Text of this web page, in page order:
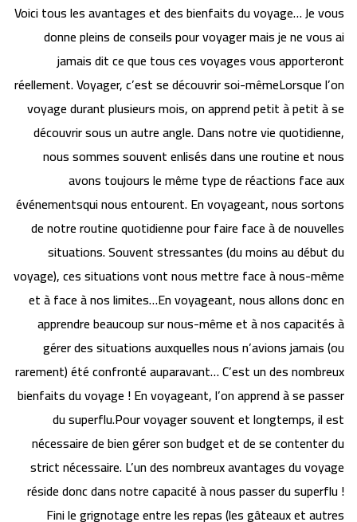
Voici tous les avantages et des bienfaits du voyage… Je vous
donne pleins de conseils pour voyager mais je ne vous ai
jamais dit ce que tous ces voyages vous apporteront
réellement. Voyager, c’est se découvrir soi-mêmeLorsque l’on
voyage durant plusieurs mois, on apprend petit à petit à se
découvrir sous un autre angle. Dans notre vie quotidienne,
nous sommes souvent enlisés dans une routine et nous
avons toujours le même type de réactions face aux
événementsqui nous entourent. En voyageant, nous sortons
de notre routine quotidienne pour faire face à de nouvelles
situations. Souvent stressantes (du moins au début du
voyage), ces situations vont nous mettre face à nous-même
et à face à nos limites…En voyageant, nous allons donc en
apprendre beaucoup sur nous-même et à nos capacités à
gérer des situations auxquelles nous n’avions jamais (ou
rarement) été confronté auparavant… C’est un des nombreux
bienfaits du voyage ! En voyageant, l’on apprend à se passer
du superflu.Pour voyager souvent et longtemps, il est
nécessaire de bien gérer son budget et de se contenter du
strict nécessaire. L’un des nombreux avantages du voyage
réside donc dans notre capacité à nous passer du superflu !
Fini le grignotage entre les repas (les gâteaux et autres